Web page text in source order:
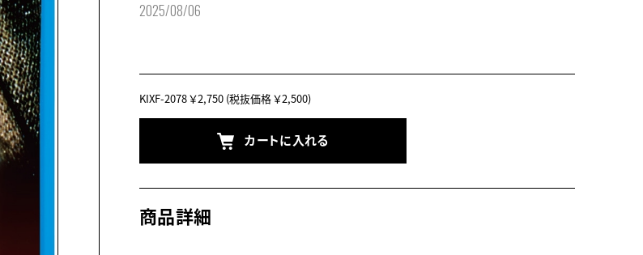
2025/08/06
KIXF-2078￥2,750 (税抜価格 ￥2,500)
カートに入れる
商品詳細